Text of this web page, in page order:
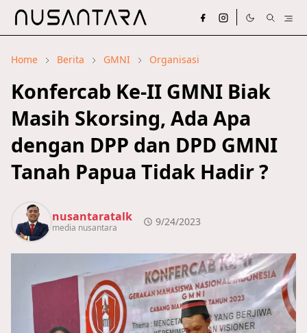
Home Berita GMNI Organisasi
Konfercab Ke-II GMNI Biak
Masih Skorsing, Ada Apa
dengan DPP dan DPD GMNI
Tanah Papua Tidak Hadir ?
nusantaratalk
media nusantara 9/24/2023